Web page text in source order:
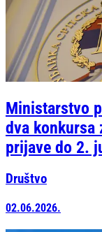
Ministarstvo
dva konkursa
prijave do 2.
Društvo
02.06.2026.